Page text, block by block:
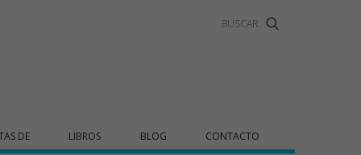
DE LIBROS BLOG CONTACTO